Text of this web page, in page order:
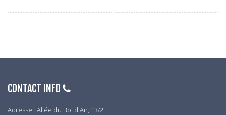
CONTACT INFO
Adresse : Allée du Bol d'Air, 13/2